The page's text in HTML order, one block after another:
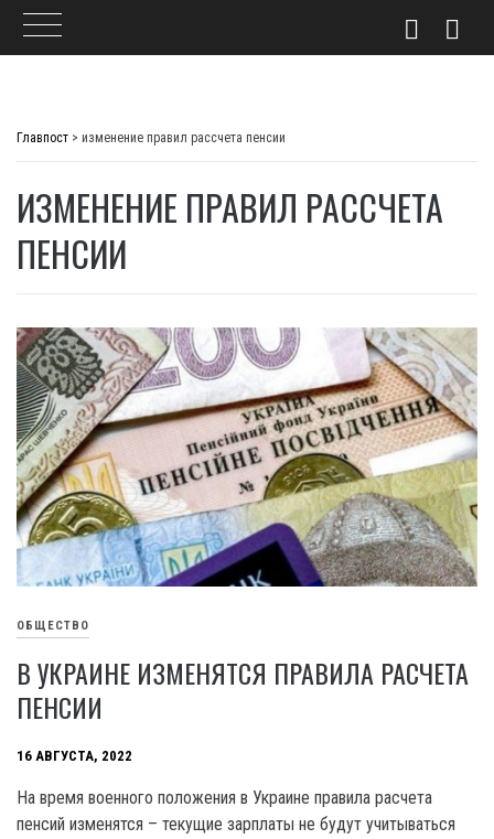
Главпост > изменение правил рассчета пенсии
ИЗМЕНЕНИЕ ПРАВИЛ РАССЧЕТА
ПЕНСИИ
ОБЩЕСТВО
В УКРАИНЕ ИЗМЕНЯТСЯ ПРАВИЛА РАСЧЕТА
ПЕНСИИ
16 АВГУСТА, 2022
На время военного положения в Украине правила расчета
пенсий изменятся – текущие зарплаты не будут учитываться